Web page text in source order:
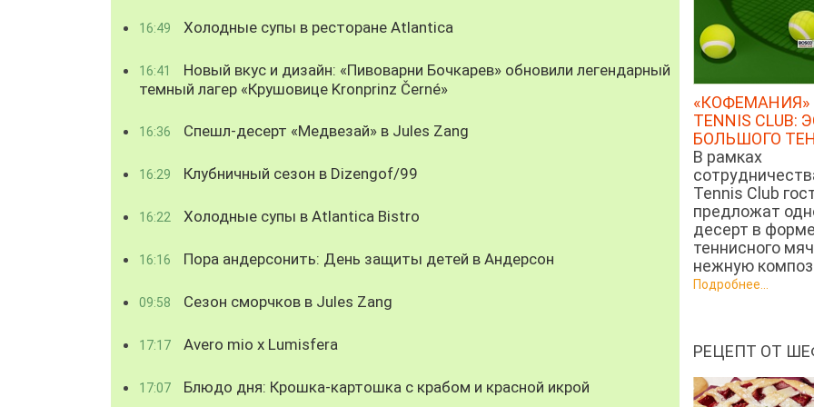
16:49 Холодные супы в ресторане Atlantica
16:41
Новый вкус и дизайн: «Пивоварни Бочкарев» обновили легендарный
темный лагер «Крушовице Kronprinz Černé»
16:36 Спешл-десерт «Медвезай» в Jules Zang
16:29 Клубничный сезон в Dizengof/99
16:22 Холодные супы в Atlantica Bistro
16:16 Пора андерсонить: День защиты детей в Андерсон
09:58 Сезон сморчков в Jules Zang
17:17 Avero mio x Lumisfera
17:07 Блюдо дня: Крошка-картошка с крабом и красной икрой
«КОФЕМАНИЯ»
TENNIS CLUB:
БОЛЬШОГО
В рамках
Tennis Club
предложат
десерт в форме
теннисного
нежную
Подробнее...
РЕЦЕПТ ОТ